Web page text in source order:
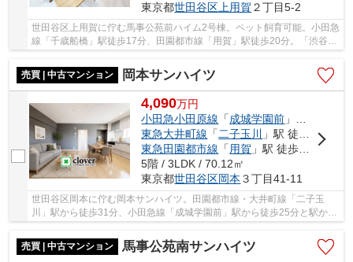
東京都世田谷区 上用賀 ２丁目5-2
世田谷区上用賀に佇む馬事公苑前ハイム2号棟。ペット飼育可能。小田急
線「千歳船橋」駅徒歩17分、田園都市線「用賀」駅徒歩20分。「渋谷」
売買 | 中古マンション
岡本サンハイツ
4,090万円
小田急小田原線 「成城学園前 」駅 徒歩25分
東急大井町線 「 二子玉川
」駅 徒歩31分
東急田園都市線 「 用賀 」駅 徒歩30分
5階 / 3LDK / 70.12㎡
東京都世田谷区岡本 ３丁目41-11
世田谷区岡本に佇む岡本サンハイツ。田園都市線・大井町線「二子玉
川」駅から徒歩31分、小田急線「成城学園前」駅から徒歩25分と駅から
売買 | 中古マンション
馬事公苑南サンハイツ